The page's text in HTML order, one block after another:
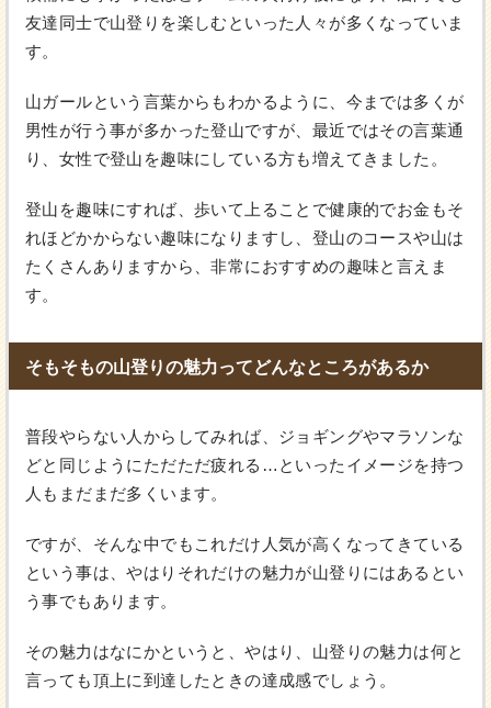
友達同士で山登りを楽しむといった人々が多くなっていま
す。
山ガールという言葉からもわかるように、今までは多くが
男性が行う事が多かった登山ですが、最近ではその言葉通
り、女性で登山を趣味にしている方も増えてきました。
登山を趣味にすれば、歩いて上ることで健康的でお金もそ
れほどかからない趣味になりますし、登山のコースや山は
たくさんありますから、非常におすすめの趣味と言えま
す。
そもそもの山登りの魅力ってどんなところがあるか
普段やらない人からしてみれば、ジョギングやマラソンな
どと同じようにただただ疲れる…といったイメージを持つ
人もまだまだ多くいます。
ですが、そんな中でもこれだけ人気が高くなってきている
という事は、やはりそれだけの魅力が山登りにはあるとい
う事でもあります。
その魅力はなにかというと、やはり、山登りの魅力は何と
言っても頂上に到達したときの達成感でしょう。